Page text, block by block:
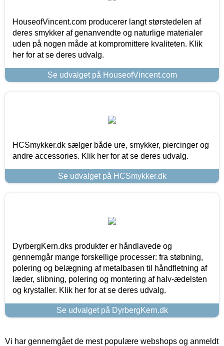
HouseofVincent.com producerer langt størstedelen af
deres smykker af genanvendte og naturlige materialer
uden på nogen måde at kompromittere kvaliteten. Klik
her for at se deres udvalg.
Se udvalget på HouseofVincent.com
HCSmykker.dk sælger både ure, smykker, piercinger og
andre accessories. Klik her for at se deres udvalg.
Se udvalget på HCSmykker.dk
DyrbergKern.dks produkter er håndlavede og
gennemgår mange forskellige processer: fra støbning,
polering og belægning af metalbasen til håndfletning af
læder, slibning, polering og montering af halv-ædelsten
og krystaller. Klik her for at se deres udvalg.
Se udvalget på DyrbergKern.dk
Vi har gennemgået de mest populære webshops og anmeldt